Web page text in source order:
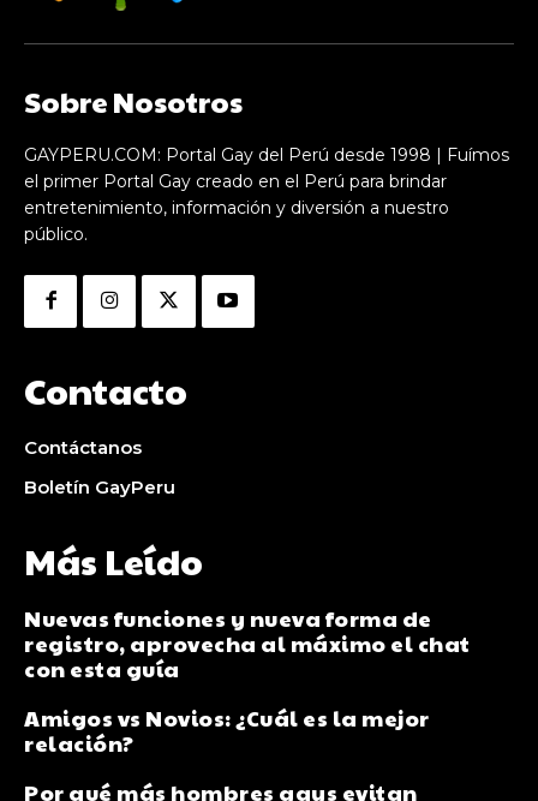
Sobre Nosotros
GAYPERU.COM: Portal Gay del Perú desde 1998 | Fuímos
el primer Portal Gay creado en el Perú para brindar
entretenimiento, información y diversión a nuestro
público.
Contacto
Contáctanos
Boletín GayPeru
Más Leído
Nuevas funciones y nueva forma de
registro, aprovecha al máximo el chat
con esta guía
Amigos vs Novios: ¿Cuál es la mejor
relación?
Por qué más hombres gays evitan